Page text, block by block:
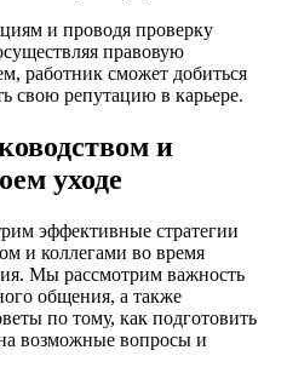
и проводя проверку
правовую
работник сможет добиться
свою репутацию в карьере.
и
уходе
эффективные стратегии
и коллегами во время
Мы рассмотрим важность
общения, а также
по тому, как подготовить
возможные вопросы и